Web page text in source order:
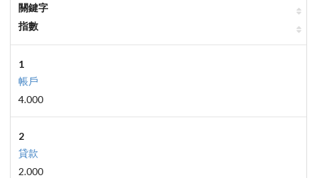
關鍵字
指數
1
帳戶
4.000
2
貸款
2.000